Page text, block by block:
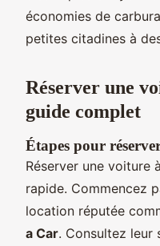
économies de
petites citadines à
Réserver une
guide complet
Étapes pour
Réserver une voiture
rapide. Commencez
location réputée
a Car. Consultez leur